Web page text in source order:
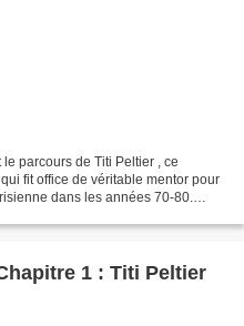
parcours de Titi Peltier , ce
fit office de véritable mentor pour
dans les années 70-80.
1 : Titi Peltier